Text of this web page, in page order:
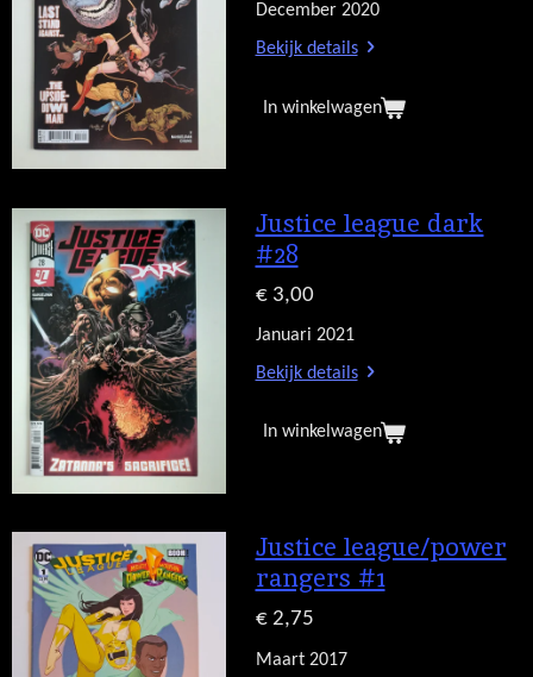
December 2020
Bekijk details
In winkelwagen
Justice league dark
#28
€ 3,00
Januari 2021
Bekijk details
In winkelwagen
Justice league/power
rangers #1
€ 2,75
Maart 2017